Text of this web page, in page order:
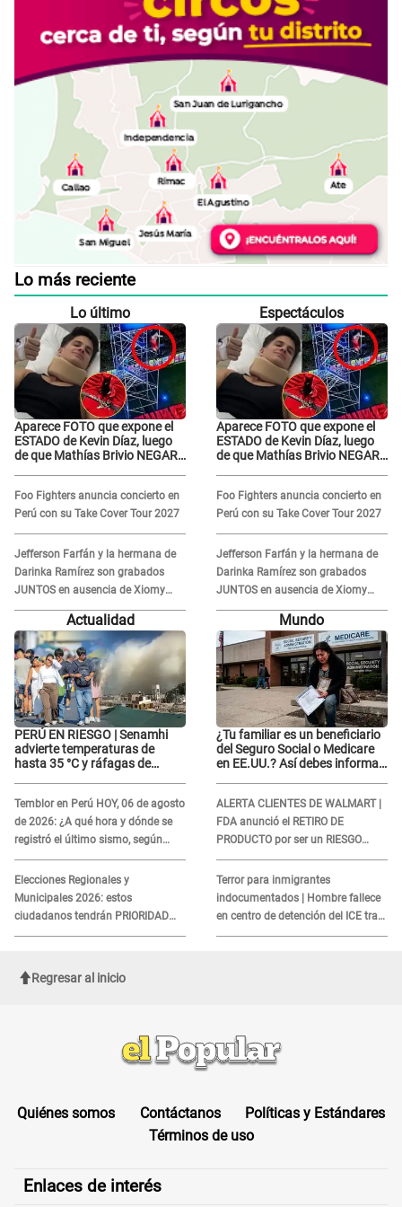
Lo más reciente
Lo último
Aparece FOTO que expone el
ESTADO de Kevin Díaz, luego
de que Mathías Brivio NEGARA
Foo Fighters anuncia concierto en
Perú con su Take Cover Tour 2027
Jefferson Farfán y la hermana de
Darinka Ramírez son grabados
JUNTOS en ausencia de Xiomy
Kanashiro: "Siempre va
acompañada..."
Espectáculos
Aparece FOTO que expone el
ESTADO de Kevin Díaz, luego
de que Mathías Brivio NEGARA
Foo Fighters anuncia concierto en
Perú con su Take Cover Tour 2027
Jefferson Farfán y la hermana de
Darinka Ramírez son grabados
JUNTOS en ausencia de Xiomy
Kanashiro: "Siempre va
acompañada..."
Actualidad
PERÚ EN RIESGO | Senamhi
advierte temperaturas de
hasta 35 °C y ráfagas de
Temblor en Perú HOY, 06 de agosto
de 2026: ¿A qué hora y dónde se
registró el último sismo, según
IGP?
Elecciones Regionales y
Municipales 2026: estos
ciudadanos tendrán PRIORIDAD
para votar el 4 de octubre
Mundo
¿Tu familiar es un beneficiario
del Seguro Social o Medicare
en EE.UU.? Así debes informar
ALERTA CLIENTES DE WALMART |
FDA anunció el RETIRO DE
PRODUCTO por ser un RIESGO
MORTAL para consumidores: ¿Cuál
es?
Terror para inmigrantes
indocumentados | Hombre fallece
en centro de detención del ICE tras
sufrir una "emergencia médica"
Regresar al inicio
Quiénes somos Contáctanos
Políticas y Estándares
Términos de uso
Enlaces de interés